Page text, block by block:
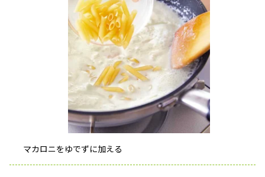
マカロニをゆでずに加える